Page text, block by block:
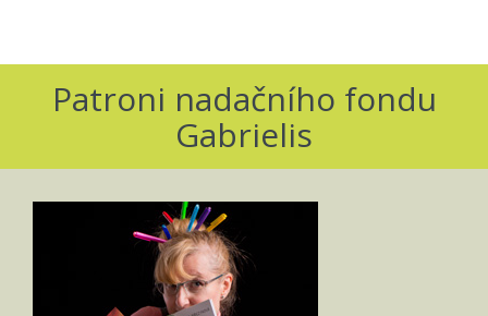
Patroni nadačního fondu
Gabrielis